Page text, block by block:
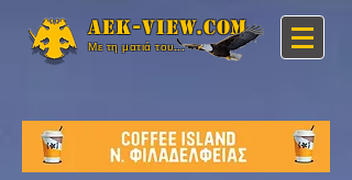
Aek-view.com
Με τη ματιά του...